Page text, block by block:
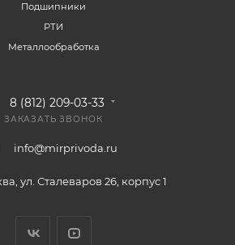
Подшипники
РТИ
Металлообработка
8 (812) 209-03-33
ЗАКАЗАТЬ ЗВОНОК
info@mirprivoda.ru
ул. Сталеваров 26, корпус 1